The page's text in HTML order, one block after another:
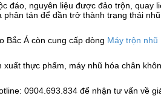
đáo, nguyên liệu được đảo trộn, quay
tán để dần trở thành trạng thái
Bắc Á còn cung cấp dòng Máy trộn nhũ
thực phẩm, máy nhũ hóa chân
0904.693.834 để nhận tư vấn về